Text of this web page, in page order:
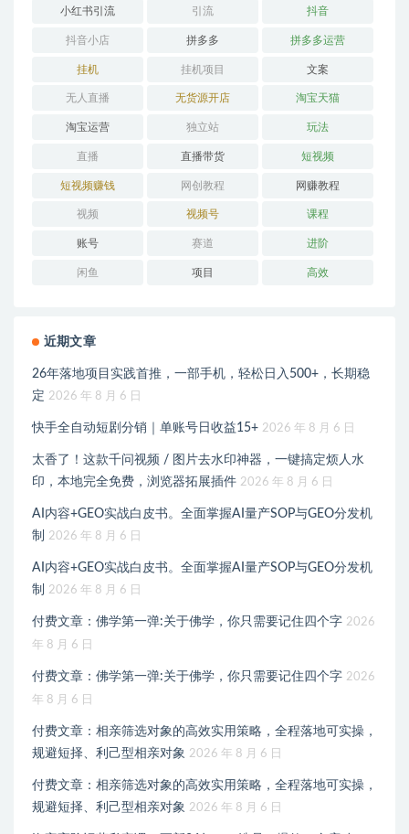
小红书引流 引流 抖音
抖音小店 拼多多 拼多多运营
挂机 挂机项目 文案
无人直播 无货源开店 淘宝天猫
淘宝运营 独立站 玩法
直播 直播带货 短视频
短视频赚钱 网创教程 网赚教程
视频 视频号 课程
账号 赛道 进阶
闲鱼 项目 高效
近期文章
26年落地项目实践首推，一部手机，轻松日入500+，长期稳
定 2026 年 8 月 6 日
快手全自动短剧分销｜单账号日收益15+ 2026 年 8 月 6 日
太香了！这款千问视频 / 图片去水印神器，一键搞定烦人水
印，本地完全免费，浏览器拓展插件 2026 年 8 月 6 日
AI内容+GEO实战白皮书。全面掌握AI量产SOP与GEO分发机
制
2026 年 8 月 6 日
AI内容+GEO实战白皮书。全面掌握AI量产SOP与GEO分发机
制
2026 年 8 月 6 日
付费文章：佛学第一弹:关于佛学，你只需要记住四个字 2026
年 8 月 6 日
付费文章：佛学第一弹:关于佛学，你只需要记住四个字 2026
年 8 月 6 日
付费文章：相亲筛选对象的高效实用策略，全程落地可实操，
规避短择、利己型相亲对象 2026 年 8 月 6 日
付费文章：相亲筛选对象的高效实用策略，全程落地可实操，
规避短择、利己型相亲对象 2026 年 8 月 6 日